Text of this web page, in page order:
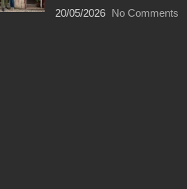
20/05/2026 No Comments